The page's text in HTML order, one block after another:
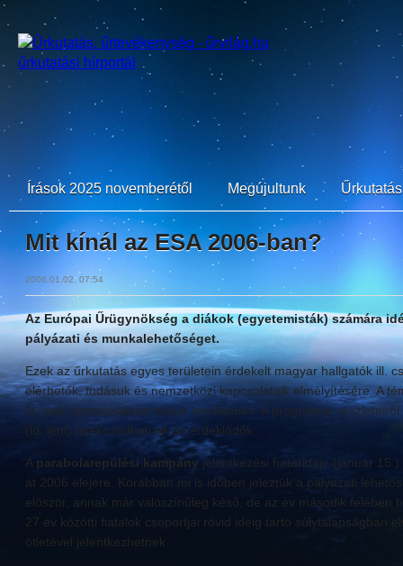
Írások 2025 novemberétől Megújultunk
Mit kínál az ESA 2006-ban?
2006.01.02. 07:54
Az Európai Űrügynökség a diákok (egyetemisták) számára
pályázati és munkalehetőséget.
Ezek az űrkutatás egyes területein érdekelt magyar hallgatók ill.
elérhetők, tudásuk és nemzetközi kapcsolataik elmélyítésére. A
itt csak címszavakban tudjuk felvillantani. A programok
(ld. lent) tájékozódhatnak az érdeklődők.
A parabolarepülési kampány jelentkezési határideje (január
át 2006 elejére. Korábban mi is időben jeleztük a pályázati
először, annak már valószínűleg késő, de az év második felében
27 év közötti fiatalok csoportjai rövid ideig tartó súlytalanságban
ötletével jelentkezhetnek.